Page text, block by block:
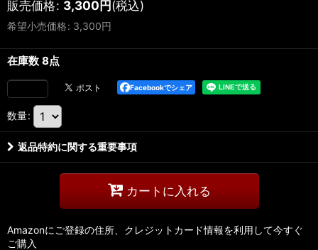
販売価格: 3,300円(税込)
希望小売価格: 3,300円
在庫数 8点
Facebookでシェア
数量:
返品特約に関する重要事項
カートに入れる
Amazonにご登録の住所、クレジットカード情報を利用して今すぐ
ご購入